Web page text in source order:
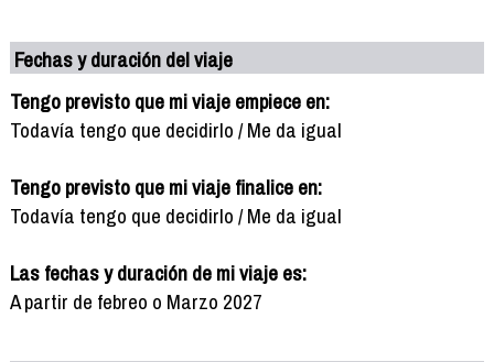
Fechas y duración del viaje
Tengo previsto que mi viaje empiece en:
Todavía tengo que decidirlo / Me da igual
Tengo previsto que mi viaje finalice en:
Todavía tengo que decidirlo / Me da igual
Las fechas y duración de mi viaje es:
A partir de febreo o Marzo 2027